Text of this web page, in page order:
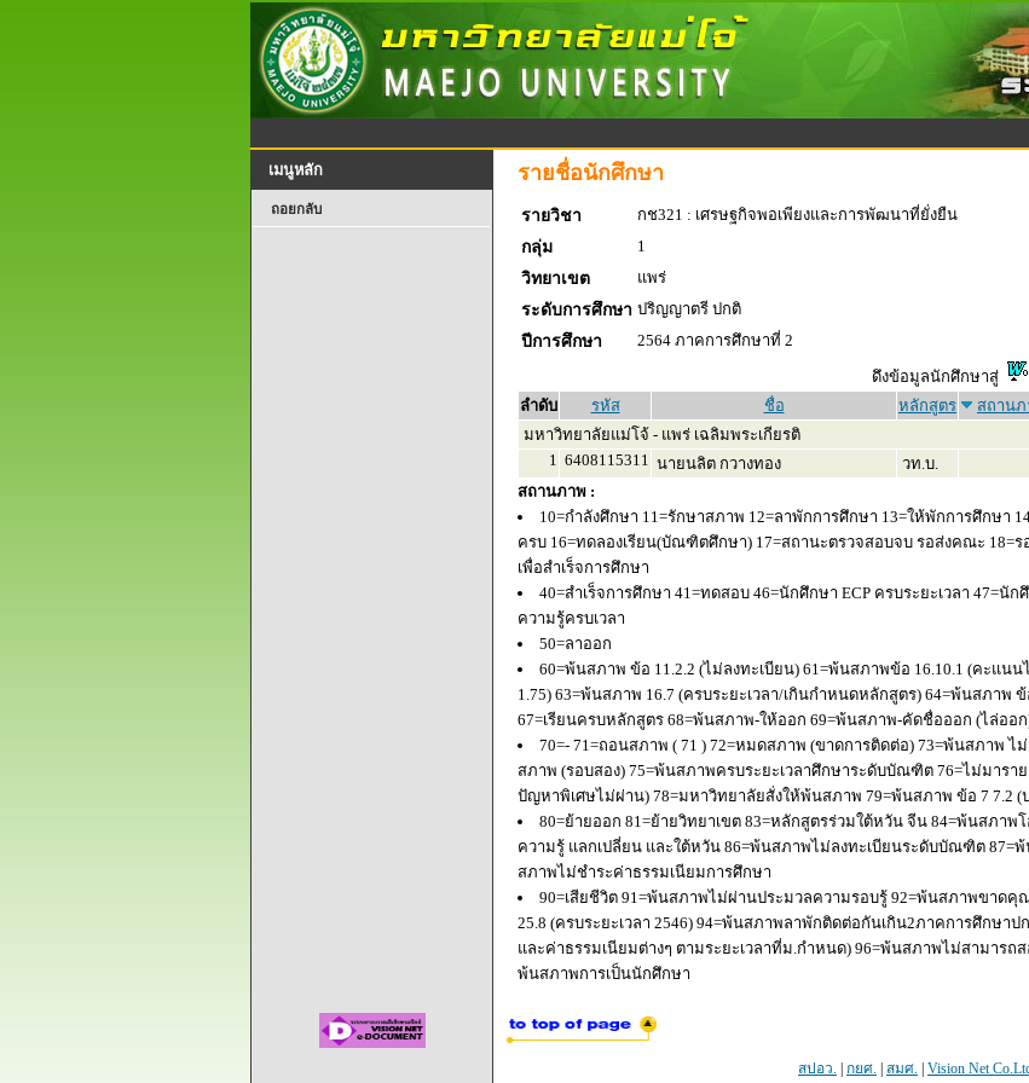
เมนูหลัก
ถอยกลับ
รายชื่อนักศึกษา
รายวิชา
กช321 : เศรษฐกิจพอเพียงและการพัฒนาที่ยั่งยืน
กลุ่ม
1
วิทยาเขต
แพร่
ระดับการศึกษา ปริญญาตรี ปกติ
ปีการศึกษา
2564 ภาคการศึกษาที่ 2
ดึงข้อมูลนักศึกษาสู่
ลำดับ
รหัส ชื่อ หลักสูตร
สถานภ
มหาวิทยาลัยแม่โจ้ - แพร่ เฉลิมพระเกียรติ
1 6408115311 นายนลิต กวางทอง วท.บ.
สถานภาพ :
10=กำลังศึกษา 11=รักษาสภาพ 12=ลาพักการศึกษา 13=ให้พักการศึกษา
ครบ 16=ทดลองเรียน(บัณฑิตศึกษา) 17=สถานะตรวจสอบจบ รอส่งคณะ 18=
เพื่อสำเร็จการศึกษา
40=สำเร็จการศึกษา 41=ทดสอบ 46=นักศึกษา ECP ครบระยะเวลา 47=นั
ความรู้ครบเวลา
50=ลาออก
60=พ้นสภาพ ข้อ 11.2.2 (ไม่ลงทะเบียน) 61=พ้นสภาพข้อ 16.10.1 (คะแน
1.75) 63=พ้นสภาพ 16.7 (ครบระยะเวลา/เกินกำหนดหลักสูตร) 64=พ้นสภาพ
67=เรียนครบหลักสูตร 68=พ้นสภาพ-ให้ออก 69=พ้นสภาพ-คัดชื่อออก (ไล่ออ
70=- 71=ถอนสภาพ ( 71 ) 72=หมดสภาพ (ขาดการติดต่อ) 73=พ้นสภาพ
สภาพ (รอบสอง) 75=พ้นสภาพครบระยะเวลาศึกษาระดับบัณฑิต 76=ไม่มาร
ปัญหาพิเศษไม่ผ่าน) 78=มหาวิทยาลัยสั่งให้พ้นสภาพ 79=พ้นสภาพ ข้อ 7 7.2
80=ย้ายออก 81=ย้ายวิทยาเขต 83=หลักสูตรร่วมใต้หวัน จีน 84=พ้นสภา
ความรู้ แลกเปลี่ยน และใต้หวัน 86=พ้นสภาพไม่ลงทะเบียนระดับบัณฑิต 87=
สภาพไม่ชำระค่าธรรมเนียมการศึกษา
90=เสียชีวิต 91=พ้นสภาพไม่ผ่านประมวลความรอบรู้ 92=พ้นสภาพขาด
25.8 (ครบระยะเวลา 2546) 94=พ้นสภาพลาพักติดต่อกันเกิน2ภาคการศึกษา
และค่าธรรมเนียมต่างๆ ตามระยะเวลาที่ม.กำหนด) 96=พ้นสภาพไม่สามารถ
พ้นสภาพการเป็นนักศึกษา
สปอว. กยศ. สมศ. Vision Net